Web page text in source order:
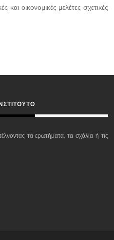
και οικονομικές μελέτες σχετικές
τα ερωτήματα, τα σχόλια ή τις